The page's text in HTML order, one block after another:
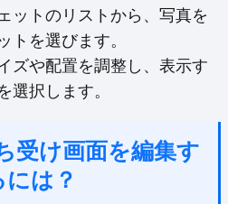
ットのリストから、写真を
トを選びます。
ズや配置を調整し、表示す
選択します。
受け画面を編集す
には？